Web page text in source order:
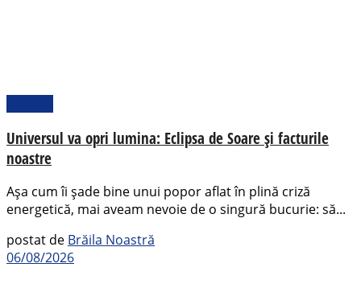
Universul va opri lumina: Eclipsa de Soare și facturile
noastre
Așa cum îi șade bine unui popor aflat în plină criză
energetică, mai aveam nevoie de o singură bucurie: să...
postat de Brăila Noastră
06/08/2026